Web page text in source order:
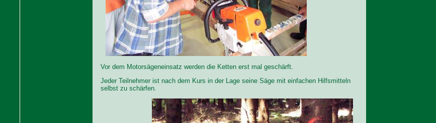
Vor dem Motorsägeneinsatz werden die Ketten erst mal geschärft.
Jeder Teilnehmer ist nach dem Kurs in der Lage seine Säge mit einfachen Hilfsmitteln
selbst zu schärfen.